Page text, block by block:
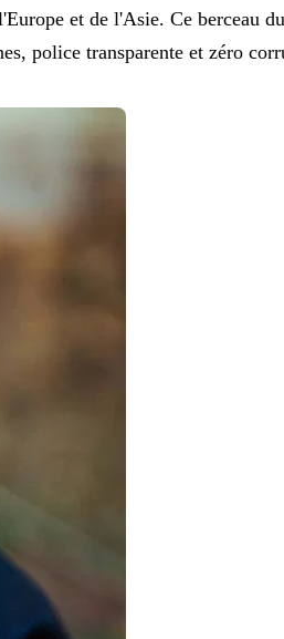
et de l'Asie. Ce berceau
police transparente et zéro